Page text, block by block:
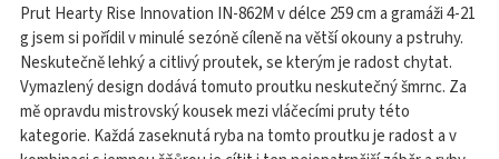
Prut Hearty Rise Innovation IN-862M v délce 259 cm a gramáži 4-21
g jsem si pořídil v minulé sezóně cíleně na větší okouny a pstruhy.
Neskutečně lehký a citlivý proutek, se kterým je radost chytat.
Vymazlený design dodává tomuto proutku neskutečný šmrnc. Za
mě opravdu mistrovský kousek mezi vláčecími pruty této
kategorie. Každá zaseknutá ryba na tomto proutku je radost a v